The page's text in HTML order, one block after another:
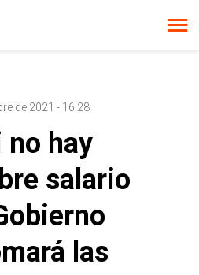
de 2021 - 16:28
hay
salario
las